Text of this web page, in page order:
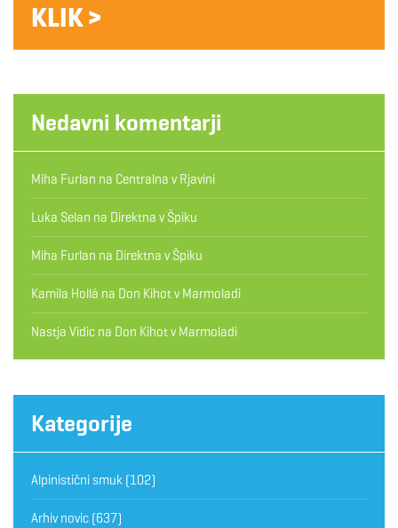
KLIK >
Nedavni komentarji
Miha Furlan na Centralna v Rjavini
Luka Selan na Direktna v Špiku
Miha Furlan na Direktna v Špiku
Kamila Hollá na Don Kihot v Marmoladi
Nastja Vidic na Don Kihot v Marmoladi
Kategorije
Alpinistični smuk (102)
Arhiv novic (637)